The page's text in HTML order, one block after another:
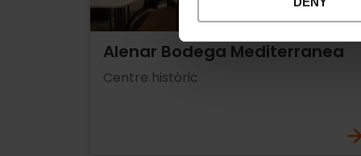
Alenar Bodega Mediterranea
Centre històric